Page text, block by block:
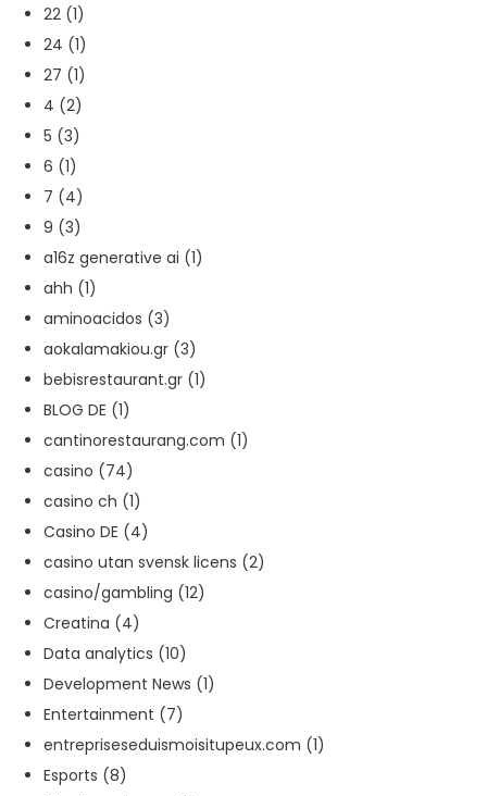
22 (1)
24 (1)
27 (1)
4 (2)
5 (3)
6 (1)
7 (4)
9 (3)
a16z generative ai (1)
ahh (1)
aminoacidos (3)
aokalamakiou.gr (3)
bebisrestaurant.gr (1)
BLOG DE (1)
cantinorestaurang.com (1)
casino (74)
casino ch (1)
Casino DE (4)
casino utan svensk licens (2)
casino/gambling (12)
Creatina (4)
Data analytics (10)
Development News (1)
Entertainment (7)
entrepriseseduismoisitupeux.com (1)
Esports (8)